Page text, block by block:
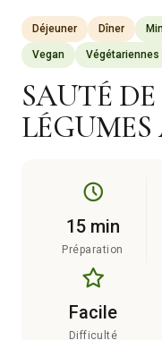
Déjeuner Dîner
Vegan Végétariennes
SAUTÉ
LÉGUMES
15 min
Préparation
Facile
Difficulté